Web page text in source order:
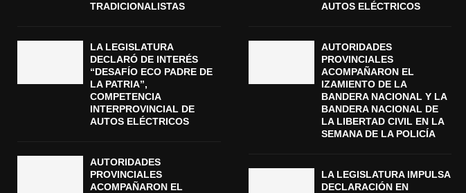
TRADICIONALISTAS
LA LEGISLATURA
DECLARÓ DE INTERÉS
“DESAFÍO ECO PADRE DE
LA PATRIA”,
COMPETENCIA
INTERPROVINCIAL DE
AUTOS ELÉCTRICOS
AUTORIDADES
PROVINCIALES
ACOMPAÑARON EL
AUTOS ELÉCTRICOS
AUTORIDADES
PROVINCIALES
ACOMPAÑARON EL
IZAMIENTO DE LA
BANDERA NACIONAL Y LA
BANDERA NACIONAL DE
LA LIBERTAD CIVIL EN LA
SEMANA DE LA POLICÍA
LA LEGISLATURA IMPULSA
DECLARACIÓN EN